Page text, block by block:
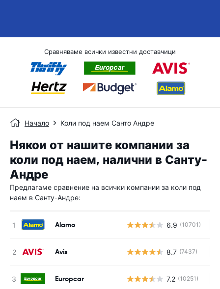
Сравняваме всички известни доставчици
Начало Коли под наем Санто Андре
Някои от нашите компании за
коли под наем, налични в Санту-
Андре
Предлагаме сравнение на всички компании за коли под
наем в Санту-Андре:
Alamo 6.9 (10701)
Avis 8.7 (7437)
Europcar 7.2 (10251)